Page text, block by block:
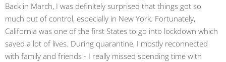
Back in March, I was definitely surprised that things got so
much out of control, especially in New York. Fortunately,
California was one of the first States to go into lockdown which
saved a lot of lives. During quarantine, I mostly reconnected
with family and friends - I really missed spending time with